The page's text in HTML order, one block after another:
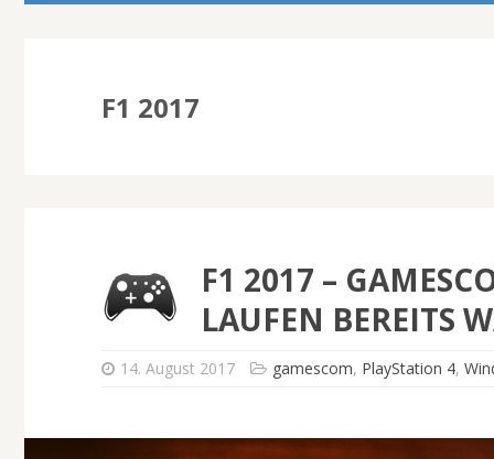
F1 2017
F1 2017 –
LAUFEN BEREITS
14. August 2017 gamescom, PlayStation 4,